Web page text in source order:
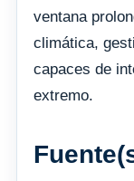
ventana
climática,
capaces de
extremo.